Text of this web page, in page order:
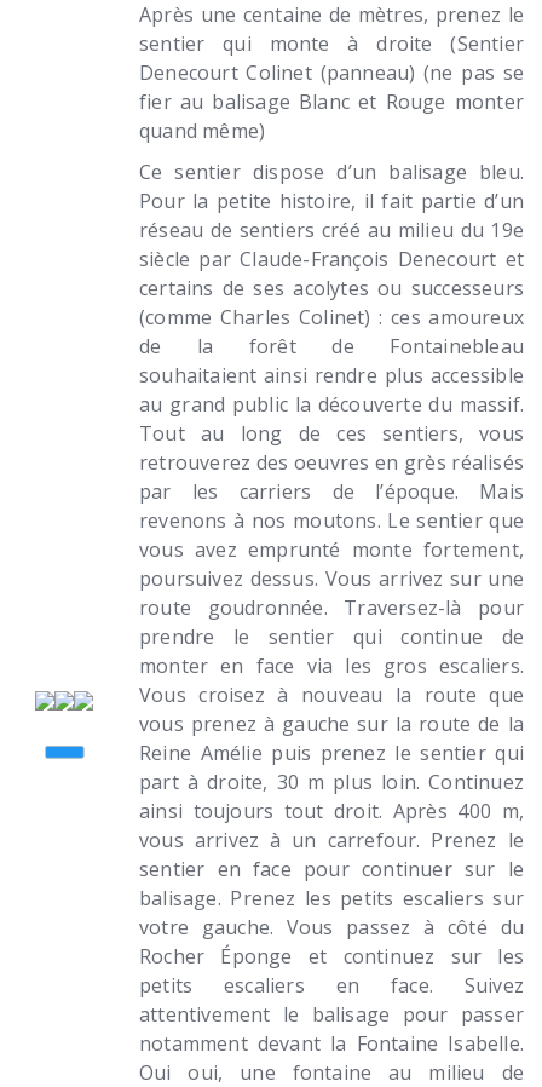
Après une centaine de mètres, prenez le
sentier qui monte à droite (Sentier
Denecourt Colinet (panneau) (ne pas se
fier au balisage Blanc et Rouge monter
quand même)
Ce sentier dispose d’un balisage bleu.
Pour la petite histoire, il fait partie d’un
réseau de sentiers créé au milieu du 19e
siècle par Claude-François Denecourt et
certains de ses acolytes ou successeurs
(comme Charles Colinet) : ces amoureux
de la forêt de Fontainebleau
souhaitaient ainsi rendre plus accessible
au grand public la découverte du massif.
Tout au long de ces sentiers, vous
retrouverez des oeuvres en grès réalisés
par les carriers de l’époque. Mais
revenons à nos moutons. Le sentier que
vous avez emprunté monte fortement,
poursuivez dessus. Vous arrivez sur une
route goudronnée. Traversez-là pour
prendre le sentier qui continue de
monter en face via les gros escaliers.
Vous croisez à nouveau la route que
vous prenez à gauche sur la route de la
Reine Amélie puis prenez le sentier qui
part à droite, 30 m plus loin. Continuez
ainsi toujours tout droit. Après 400 m,
vous arrivez à un carrefour. Prenez le
sentier en face pour continuer sur le
balisage. Prenez les petits escaliers sur
votre gauche. Vous passez à côté du
Rocher Éponge et continuez sur les
petits escaliers en face. Suivez
attentivement le balisage pour passer
notamment devant la Fontaine Isabelle.
Oui oui, une fontaine au milieu de